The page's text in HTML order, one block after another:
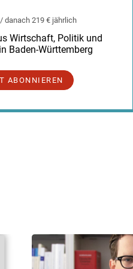
danach 219 € jährlich
Wirtschaft, Politik und
Baden-Württemberg
ABONNIEREN